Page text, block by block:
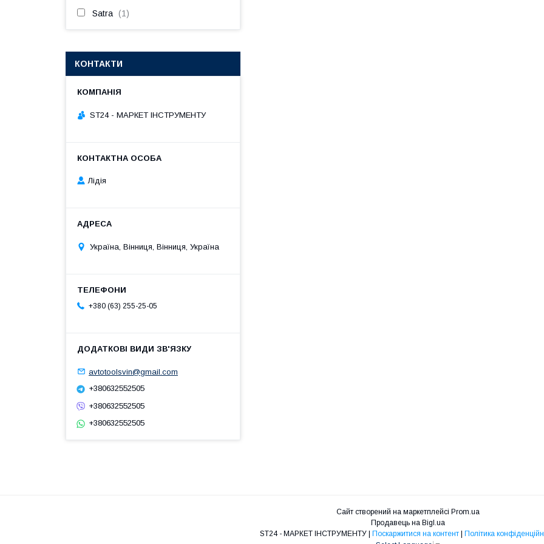
Satra 1
КОНТАКТИ
ST24 - МАРКЕТ ІНСТРУМЕНТУ
Лідія
Україна, Вінниця, Вінниця, Україна
+380 (63) 255-25-05
avtotoolsvin@gmail.com
+380632552505
+380632552505
+380632552505
Сайт створений на маркетплейсі Prom.ua
Продавець на Bigl.ua
Поскаржитися на контент
Політика